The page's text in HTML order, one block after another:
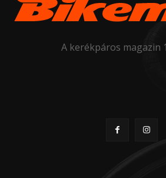
A kerékpáros magazin